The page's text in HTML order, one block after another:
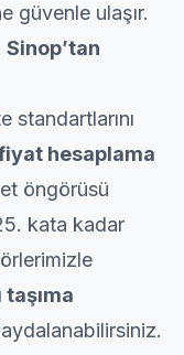
güvenle ulaşır.
Sinop’tan
standartlarını
hesaplama
öngörüsü
kata kadar
taşıma